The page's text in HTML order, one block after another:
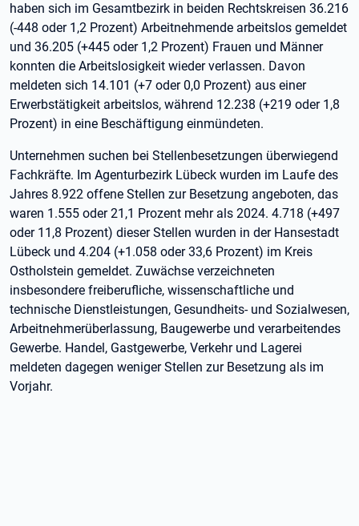
haben sich im Gesamtbezirk in beiden Rechtskreisen 36.216
(-448 oder 1,2 Prozent) Arbeitnehmende arbeitslos gemeldet
und 36.205 (+445 oder 1,2 Prozent) Frauen und Männer
konnten die Arbeitslosigkeit wieder verlassen. Davon
meldeten sich 14.101 (+7 oder 0,0 Prozent) aus einer
Erwerbstätigkeit arbeitslos, während 12.238 (+219 oder 1,8
Prozent) in eine Beschäftigung einmündeten.
Unternehmen suchen bei Stellenbesetzungen überwiegend
Fachkräfte. Im Agenturbezirk Lübeck wurden im Laufe des
Jahres 8.922 offene Stellen zur Besetzung angeboten, das
waren 1.555 oder 21,1 Prozent mehr als 2024. 4.718 (+497
oder 11,8 Prozent) dieser Stellen wurden in der Hansestadt
Lübeck und 4.204 (+1.058 oder 33,6 Prozent) im Kreis
Ostholstein gemeldet. Zuwächse verzeichneten
insbesondere freiberufliche, wissenschaftliche und
technische Dienstleistungen, Gesundheits- und Sozialwesen,
Arbeitnehmerüberlassung, Baugewerbe und verarbeitendes
Gewerbe. Handel, Gastgewerbe, Verkehr und Lagerei
meldeten dagegen weniger Stellen zur Besetzung als im
Vorjahr.